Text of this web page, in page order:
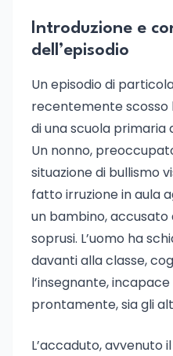
Introduzione e
dell’episodio
Un episodio di
recentemente scosso
di una scuola primaria
Un nonno,
situazione di bullismo
fatto irruzione in aula
un bambino, accusato
soprusi. L’uomo ha
davanti alla classe,
l’insegnante,
prontamente, sia gli
L’accaduto, avvenuto